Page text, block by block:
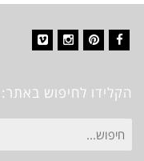
הקלידו לחיפוש באתר:
חיפוש
עבור: